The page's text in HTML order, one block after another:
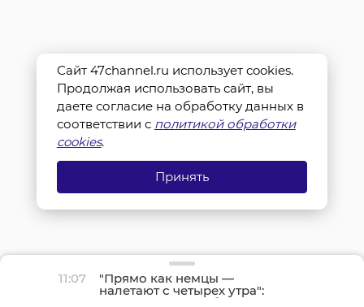
11:07 "Прямо как немцы —
налетают с четырех утра":
Бойцы МОГ Ленобласти
Сайт 47channel.ru использует cookies.
Продолжая использовать сайт, вы
даете согласие на обработку данных в
соответствии с политикой обработки
cookies.
Принять